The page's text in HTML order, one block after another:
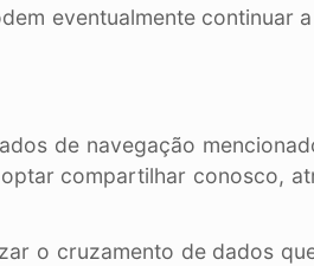
eventualmente continuar
de navegação
compartilhar conosco,
o cruzamento de dados